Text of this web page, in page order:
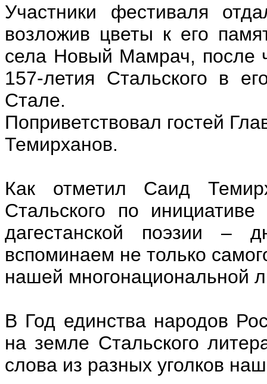
Участники фестиваля
возложив цветы к его
села Новый Мамрач, после
157-летия Стальского в
Стале.
Поприветствовал гостей
Темирханов.
Как отметил Саид
Стальского по
дагестанской поэзии –
вспоминаем не только
нашей многонациональной
В Год единства народов
на земле Стальского
слова из разных уголков